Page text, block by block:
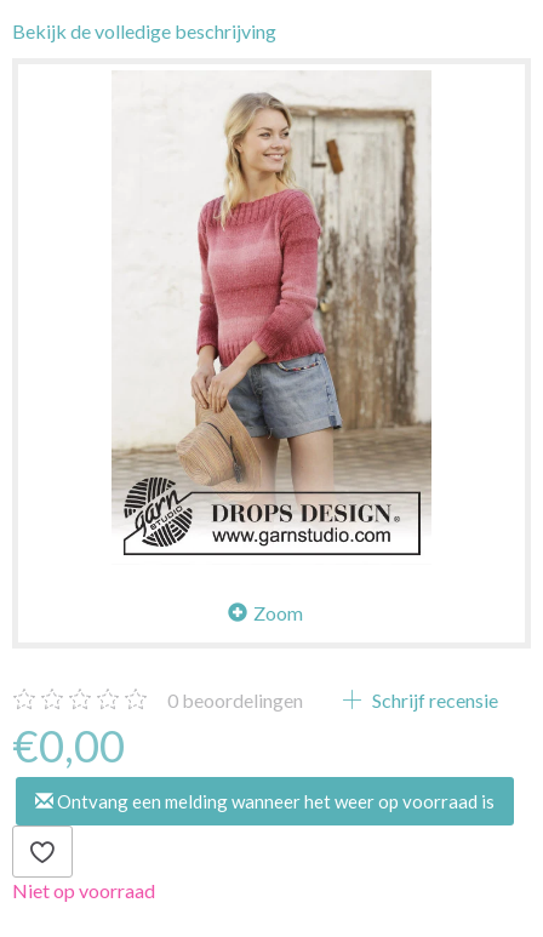
Bekijk de volledige beschrijving
Zoom
0 beoordelingen Schrijf recensie
€0,00
Ontvang een melding wanneer het weer op voorraad is
Niet op voorraad